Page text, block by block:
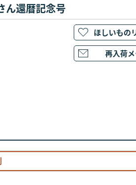
還暦記念号
ほしいもの
再入荷